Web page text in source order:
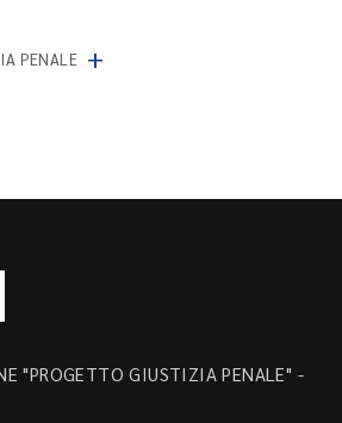
PENALE +
"PROGETTO GIUSTIZIA PENALE" -